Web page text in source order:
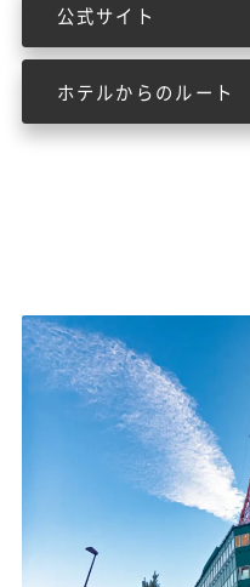
公式サイト
ホテルからのルート